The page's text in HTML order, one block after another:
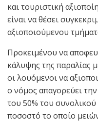
και τουριστική
είναι να θέσει
αξιοποιούμενου
Προκειμένου να
κάλυψης της παραλίας
οι λουόμενοι να
ο νόμος απαγορεύει
του 50% του
ποσοστό το οποίο